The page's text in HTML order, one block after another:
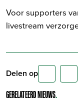
Voor supporters
livestream
Delen op
GERELATEERD NIEUWS.